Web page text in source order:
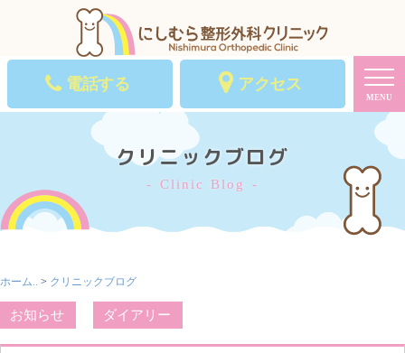
電話する アクセス
MENU
クリニックブログ
Clinic Blog
ホーム.. > クリニックブログ
お知らせ ダイアリー